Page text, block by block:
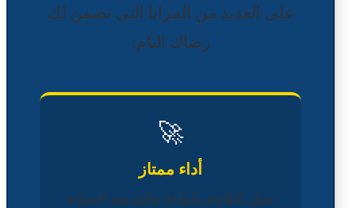
على العديد من المزايا التي تضمن لك
رضاك التام:
🚀
أداء ممتاز
عمل الثلاجة بكفاءة عالية بعد الصيانة